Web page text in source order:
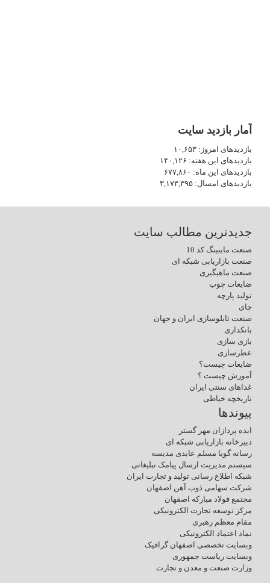
آمار بازدید سایت
بازدیدهای امروز: ۱۰,۶۵۳
بازدیدهای این هفته: ۱۴۰,۱۲۶
بازدیدهای این ماه: ۶۷۷,۸۶۰
بازدیدهای امسال: ۳,۱۷۳,۳۹۵
جدیدترین مطالب سایت
صنعت ماینینگ کد 10
صنعت بازاریابی شبکه ای
صنعت ماهیگیری
ضایعات چوب
تولید پارچه
چای
صنعت تابلوسازی ایران و جهان
بانکداری
بازی سازی
عطرسازی
ضایعات چیست؟
آموزش چیست ؟
غذاهای سنتی ایران
تاریخچه خیاطی
پیوندها
ایده پردازان مهر گستر
دبیرخانه بازاریابی شبکه ای
رسانه گویا مسلم عابدی مدیسه
سیستم مدیریت ارسال پیامک تبلیغاتی
شبکه اطلاع رسانی تولید و تجارت ایران
شرکت سهامی ذوب آهن اصفهان
مجتمع فولاد مبارکه اصفهان
مرکز توسعه تجارت الکترونیکی
مقام معظم رهبری
نماد اعتماد الکترونیکی
وبسایت تخصصی اصفهان گرافیک
وبسایت ریاست جمهوری
وزارت صنعت و معدن و تجارت